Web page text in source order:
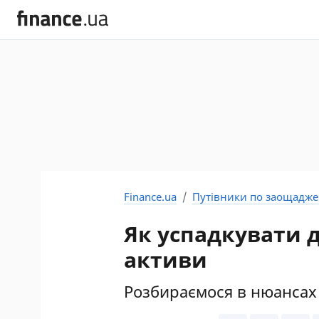
Finance.ua Путівники по
Як успадкувати
активи
Розбираємося в нюансах